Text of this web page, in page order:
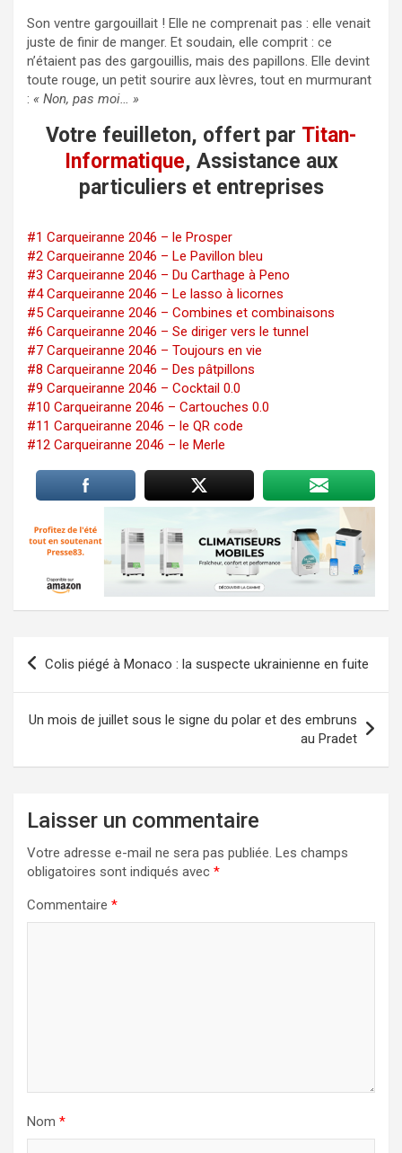
Son ventre gargouillait ! Elle ne comprenait pas : elle venait
juste de finir de manger. Et soudain, elle comprit : ce
n’étaient pas des gargouillis, mais des papillons. Elle devint
toute rouge, un petit sourire aux lèvres, tout en murmurant
: « Non, pas moi… »
Votre feuilleton, offert par Titan-
Informatique, Assistance aux
particuliers et entreprises
#1 Carqueiranne 2046 – le Prosper
#2 Carqueiranne 2046 – Le Pavillon bleu
#3 Carqueiranne 2046 – Du Carthage à Peno
#4 Carqueiranne 2046 – Le lasso à licornes
#5 Carqueiranne 2046 – Combines et combinaisons
#6 Carqueiranne 2046 – Se diriger vers le tunnel
#7 Carqueiranne 2046 – Toujours en vie
#8 Carqueiranne 2046 – Des pâtpillons
#9 Carqueiranne 2046 – Cocktail 0.0
#10 Carqueiranne 2046 – Cartouches 0.0
#11 Carqueiranne 2046 – le QR code
#12 Carqueiranne 2046 – le Merle
Navigation
Colis piégé à Monaco : la suspecte ukrainienne en fuite
Un mois de juillet sous le signe du polar et des embruns
au Pradet
Laisser un commentaire
Votre adresse e-mail ne sera pas publiée. Les champs
obligatoires sont indiqués avec *
Commentaire *
Nom *